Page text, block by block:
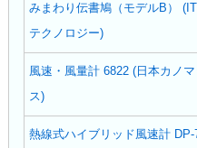
みまわり伝書鳩（モデルB）
テクノロジー)
風速・風量計 6822 (日本カノマ
ス)
熱線式ハイブリッド風速計 DP-